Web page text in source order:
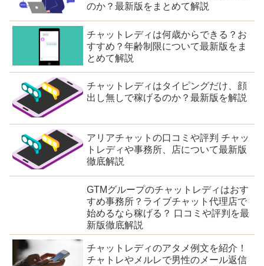
のか？最新版をまとめて解説
チャットレディは何歳からできる？お
すすめ？年齢制限について最新版をま
とめて解説
チャットレディはタイピングだけ、顔
出し無しで稼げるのか？最新版を解説
アリアチャットの口コミや評判 チャッ
トレディや事務所、店について最新版
徹底解説
GTMグループのチャットレディはおす
すめ事務所？ライブチャット代理店で
始めるなら稼げる？ 口コミや評判を最
新版徹底解説
チャットレディのアタメ例文を紹介！
チャトレやメルレで男性のメール返信